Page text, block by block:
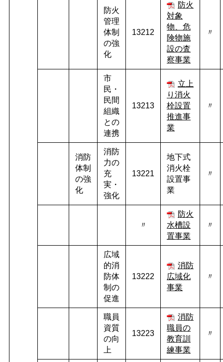
防火
管理
体制
の強
化
13212
防火
対象
物、危
険物施
設の査
察事業
〃
市
民・
民間
組織
との
連携
13213
立上
り消火
栓設置
推進事
業
〃
消防
体制
の強
化
消防
力の
充
実・
強化
13221
地下式
消火栓
設置事
業
〃
〃
防火
水槽設
置事業
〃
広域
的消
防体
制の
促進
13222
消防
広域化
事業
〃
職員
資質
の向
上
13223
消防
職員の
教育訓
練事業
〃